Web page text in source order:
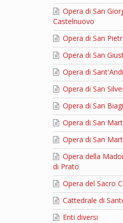
Opera di San
Castelnuovo
Opera di San
Opera di San
Opera di
Opera di San
Opera di San
Opera di San
Opera di San
Opera della
di Prato
Opera del Sacro
Cattedrale di
Enti diversi